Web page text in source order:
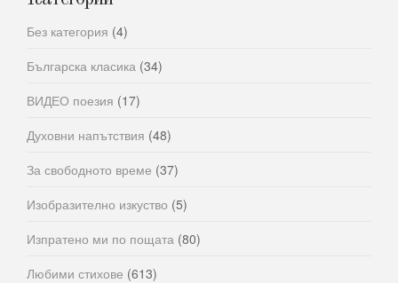
Без категория (4)
Българска класика (34)
ВИДЕО поезия (17)
Духовни напътствия (48)
За свободното време (37)
Изобразително изкуство (5)
Изпратено ми по пощата (80)
Любими стихове (613)